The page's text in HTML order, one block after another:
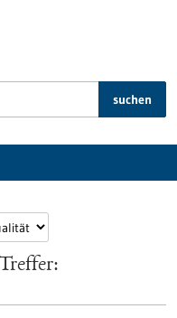
suchen